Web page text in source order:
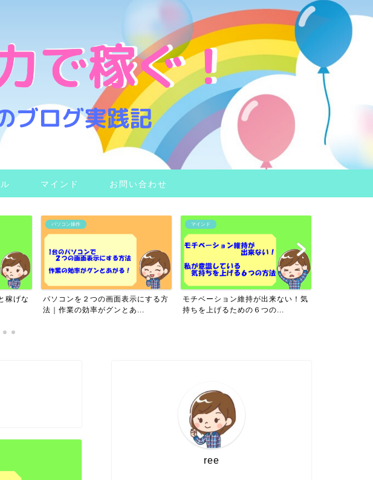
マインド お問い合わせ
稼げな
パソコン操作
パソコンを２つの画面表示にする方
法｜作業の効率がグンとあ...
マインド
モチベーション維持が出来ない！気
持ちを上げるための６つの...
ree